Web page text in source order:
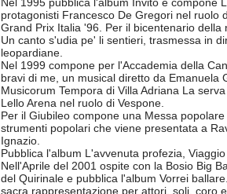
protagonisti Francesco De Gregori nel ruolo
Grand Prix Italia '96. Per il bicentenario
Un canto s'udia pe' li sentieri, trasmessa in
leopardiane.
Nel 1999 compone per l'Accademia della
bravi di me, un musical diretto da Emanuela
Musicorum Tempora di Villa Adriana La
Lello Arena nel ruolo di Vespone.
Per il Giubileo compone una Messa
strumenti popolari che viene presentata a
Ignazio.
Pubblica l'album L'avvenuta profezia,
Nell'Aprile del 2001 ospite con la Bosio Big
del Quirinale e pubblica l'album Vorrei
sacra rappresentazione per attori, soli, coro